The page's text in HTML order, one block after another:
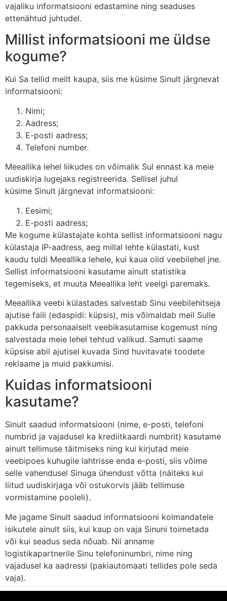
vajaliku informatsiooni edastamine ning seaduses
ettenähtud juhtudel.
Millist informatsiooni me üldse
kogume?
Kui Sa tellid meilt kaupa, siis me küsime Sinult järgnevat
informatsiooni:
Nimi;
Aadress;
E-posti aadress;
Telefoni number.
Meeallika lehel liikudes on võimalik Sul ennast ka meie
uudiskirja lugejaks registreerida. Sellisel juhul
küsime Sinult järgnevat informatsiooni:
Eesimi;
E-posti aadress;
Me kogume külastajate kohta sellist informatsiooni nagu
külastaja IP-aadress, aeg millal lehte külastati, kust
kaudu tuldi Meeallika lehele, kui kaua olid veebilehel jne.
Sellist informatsiooni kasutame ainult statistika
tegemiseks, et muuta Meeallika leht veelgi paremaks.
Meeallika veebi külastades salvestab Sinu veebilehitseja
ajutise faili (edaspidi: küpsis), mis võimaldab meil Sulle
pakkuda personaalselt veebikasutamise kogemust ning
salvestada meie lehel tehtud valikud. Samuti saame
küpsise abil ajutisel kuvada Sind huvitavate toodete
reklaame ja muid pakkumisi.
Kuidas informatsiooni
kasutame?
Sinult saadud informatsiooni (nime, e-posti, telefoni
numbrid ja vajadusel ka krediitkaardi numbrit) kasutame
ainult tellimuse täitmiseks ning kui kirjutad meie
veebipoes kuhugile lahtrisse enda e-posti, siis võime
selle vahendusel Sinuga ühendust võtta (näiteks kui
liitud uudiskirjaga või ostukorvis jääb tellimuse
vormistamine pooleli).
Me jagame Sinult saadud informatsiooni kolmandatele
isikutele ainult siis, kui kaup on vaja Sinuni toimetada
või kui seadus seda nõuab. Nii anname
logistikapartnerile Sinu telefoninumbri, nime ning
vajadusel ka aadressi (pakiautomaati tellides pole seda
vaja).